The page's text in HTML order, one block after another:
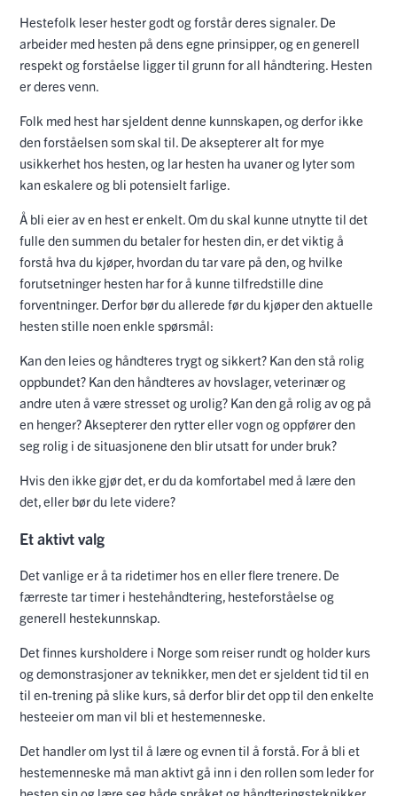
Hestefolk leser hester godt og forstår deres signaler. De
arbeider med hesten på dens egne prinsipper, og en generell
respekt og forståelse ligger til grunn for all håndtering. Hesten
er deres venn.
Folk med hest har sjeldent denne kunnskapen, og derfor ikke
den forståelsen som skal til. De aksepterer alt for mye
usikkerhet hos hesten, og lar hesten ha uvaner og lyter som
kan eskalere og bli potensielt farlige.
Å bli eier av en hest er enkelt. Om du skal kunne utnytte til det
fulle den summen du betaler for hesten din, er det viktig å
forstå hva du kjøper, hvordan du tar vare på den, og hvilke
forutsetninger hesten har for å kunne tilfredstille dine
forventninger. Derfor bør du allerede før du kjøper den aktuelle
hesten stille noen enkle spørsmål:
Kan den leies og håndteres trygt og sikkert? Kan den stå rolig
oppbundet? Kan den håndteres av hovslager, veterinær og
andre uten å være stresset og urolig? Kan den gå rolig av og på
en henger? Aksepterer den rytter eller vogn og oppfører den
seg rolig i de situasjonene den blir utsatt for under bruk?
Hvis den ikke gjør det, er du da komfortabel med å lære den
det, eller bør du lete videre?
Et aktivt valg
Det vanlige er å ta ridetimer hos en eller flere trenere. De
færreste tar timer i hestehåndtering, hesteforståelse og
generell hestekunnskap.
Det finnes kursholdere i Norge som reiser rundt og holder kurs
og demonstrasjoner av teknikker, men det er sjeldent tid til en
til en-trening på slike kurs, så derfor blir det opp til den enkelte
hesteeier om man vil bli et hestemenneske.
Det handler om lyst til å lære og evnen til å forstå. For å bli et
hestemenneske må man aktivt gå inn i den rollen som leder for